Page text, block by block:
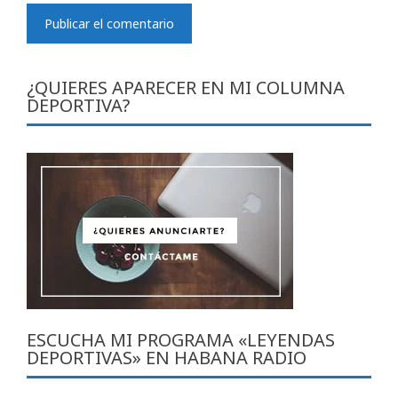
¿QUIERES APARECER EN MI COLUMNA
DEPORTIVA?
ESCUCHA MI PROGRAMA «LEYENDAS
DEPORTIVAS» EN HABANA RADIO